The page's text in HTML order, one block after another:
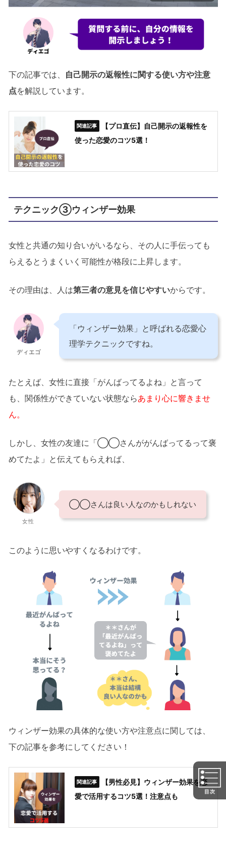
下の記事では、
自己開示の返報性に関する使い方や注意
点を解説しています。
【プロ直伝】自己開示の返報性を
使った恋愛のコツ5選！
テクニック③ウィンザー効果
女性と共通の知り合いがいるなら、その人に手伝っても
らえるとうまくいく可能性が格段に上昇します。
その理由は、人は第三者の意見を信じやすいからです。
ディエゴ
「ウィンザー効果」と呼ばれる恋愛心
理学テクニックですね。
たとえば、女性に直接「がんばってるよね」と言って
も、関係性ができていない状態ならあまり心に響きませ
ん。
しかし、女性の友達に「◯◯さんががんばってるって褒
めてたよ」と伝えてもらえれば、
女性
◯◯さんは良い人なのかもしれない
このように思いやすくなるわけです。
ウィンザー効果の具体的な使い方や注意点に関しては、
下の記事を参考にしてください！
【男性必見】ウィンザー効果を恋
愛で活用するコツ5選！注意点も